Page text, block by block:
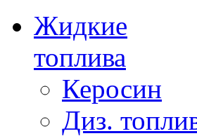
Жидкие
топлива
Керосин
Диз.